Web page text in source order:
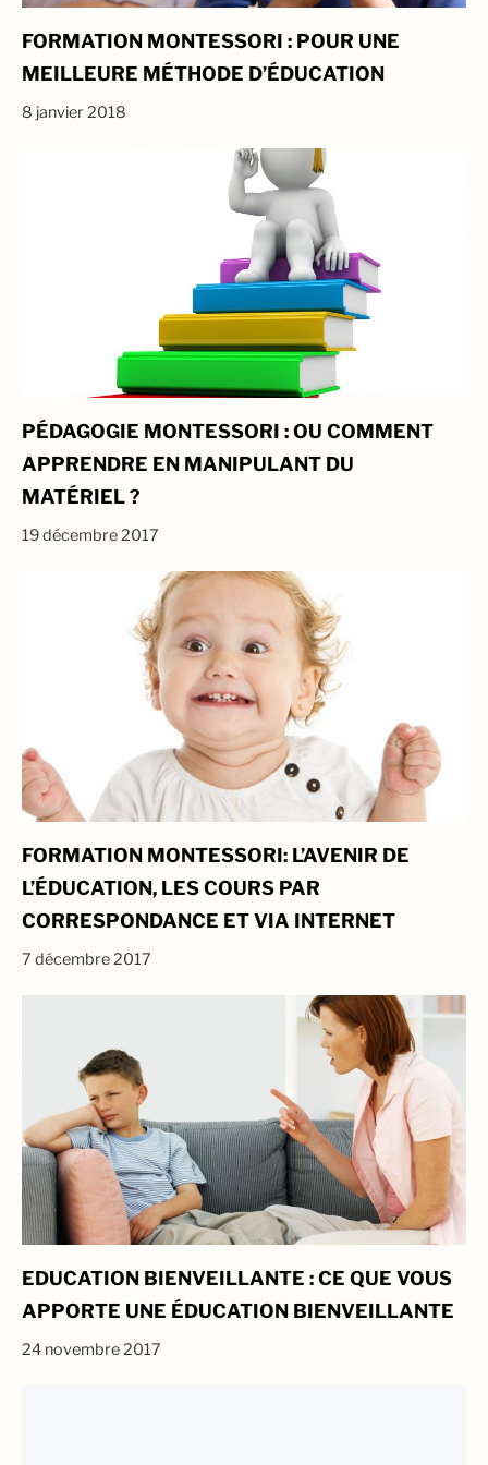
FORMATION MONTESSORI : POUR UNE
MEILLEURE MÉTHODE D’ÉDUCATION
8 janvier 2018
PÉDAGOGIE MONTESSORI : OU COMMENT
APPRENDRE EN MANIPULANT DU
MATÉRIEL ?
19 décembre 2017
FORMATION MONTESSORI: L’AVENIR DE
L’ÉDUCATION, LES COURS PAR
CORRESPONDANCE ET VIA INTERNET
7 décembre 2017
EDUCATION BIENVEILLANTE : CE QUE VOUS
APPORTE UNE ÉDUCATION BIENVEILLANTE
24 novembre 2017